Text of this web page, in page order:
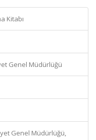
Kitabı
Genel Müdürlüğü
Genel Müdürlüğü,